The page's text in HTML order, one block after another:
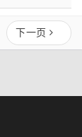
下一页